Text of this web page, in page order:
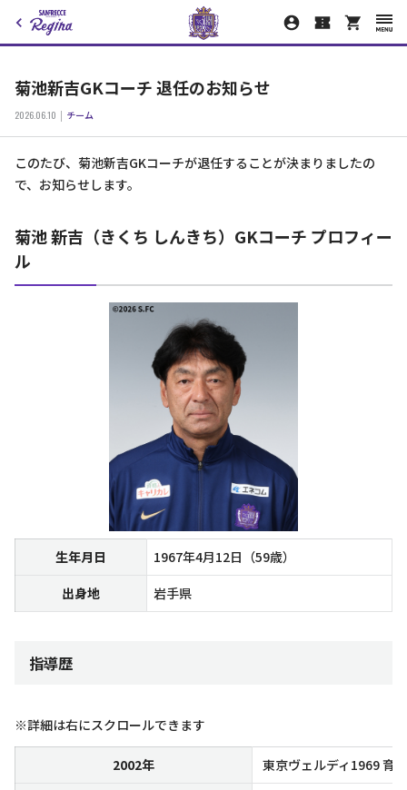
菊池新吉GKコーチ 退任のお知らせ
2026.06.10 チーム
このたび、菊池新吉GKコーチが退任することが決まりましたの
で、お知らせします。
菊池 新吉（きくち しんきち）GKコーチ プロフィー
ル
生年月日
1967年4月12日（59歳）
出身地
岩手県
指導歴
※詳細は右にスクロールできます
2002年
東京ヴェルディ1969 育